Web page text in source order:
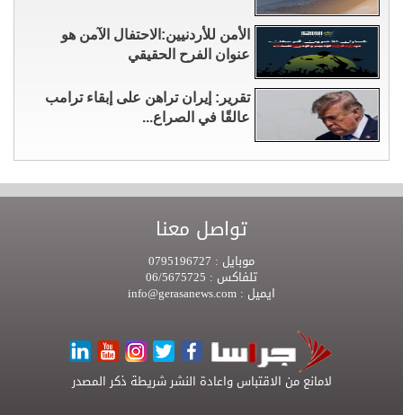
الأمن للأردنيين:الاحتفال الآمن هو
عنوان الفرح الحقيقي
تقرير: إيران تراهن على إبقاء ترامب
عالقًا في الصراع...
تواصل معنا
موبايل :
تلفاكس :
ايميل :
لامانع من الاقتباس واعادة النشر شريطة ذكر المصدر